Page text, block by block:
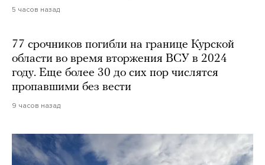
5 часов назад
77 срочников погибли на границе Курской
области во время вторжения ВСУ в 2024
году. Еще более 30 до сих пор числятся
пропавшими без вести
9 часов назад